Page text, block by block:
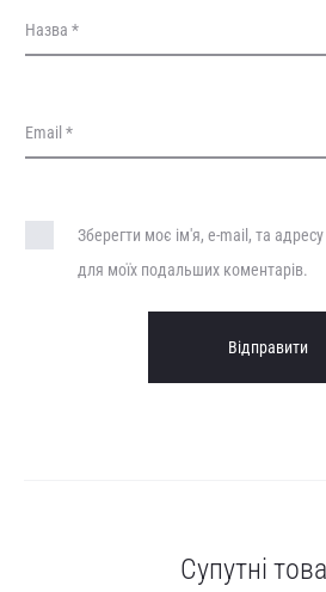
Назва *
Email *
Зберегти моє ім'я, e-mail, та
для моїх подальших коментарів.
Супутні